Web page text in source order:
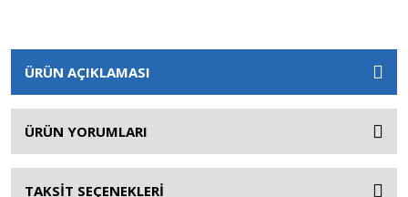
ÜRÜN AÇIKLAMASI
ÜRÜN YORUMLARI
TAKSİT SEÇENEKLERİ